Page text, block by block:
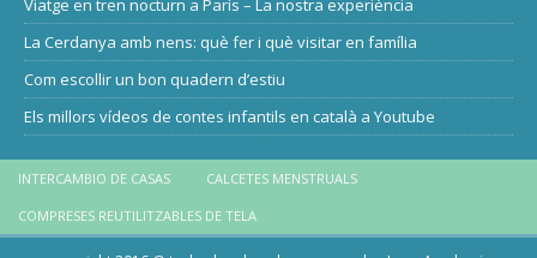
Viatge en tren nocturn a París – La nostra experiència
La Cerdanya amb nens: què fer i què visitar en família
Com escollir un bon quadern d’estiu
Els millors vídeos de contes infantils en català a Youtube
INTERCAMBIO DE CASAS CALCETES MENSTRUALS
COMPRESES REUTILITZABLES DE TELA